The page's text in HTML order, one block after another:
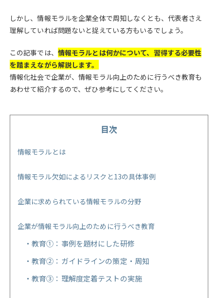
しかし、情報モラルを企業全体で周知しなくとも、代表者さえ
理解していれば問題ないと捉えている方もいるでしょう。
この記事では、 情報モラルとは何かについて、習得する必要性
を踏まえながら解説します。
情報化社会で企業が、情報モラル向上のために行うべき教育も
あわせて紹介するので、ぜひ参考にしてください。
目次
情報モラルとは
情報モラル欠如によるリスクと13の具体事例
企業に求められている情報モラルの分野
企業が情報モラル向上のために行うべき教育
教育①：事例を題材にした研修
教育②：ガイドラインの策定・周知
教育③：理解度定着テストの実施